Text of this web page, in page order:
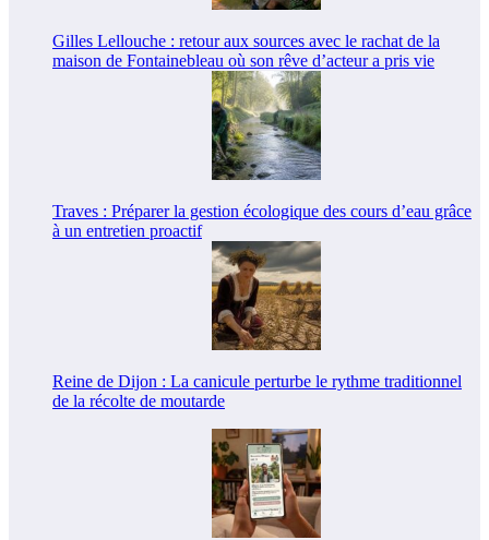
Gilles Lellouche : retour aux sources avec le rachat de la
maison de Fontainebleau où son rêve d’acteur a pris vie
Traves : Préparer la gestion écologique des cours d’eau grâce
à un entretien proactif
Reine de Dijon : La canicule perturbe le rythme traditionnel
de la récolte de moutarde